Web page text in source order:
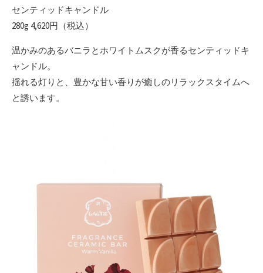
センティッドキャンドル
280g 4,620円（税込）
温かみのあるバニラとホワイトムスクが香るセンティッドキ
ャンドル。
揺れる灯りと、豊かな甘い香りが癒しのリラックスタイムへ
と誘います。